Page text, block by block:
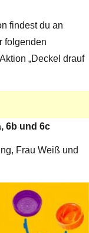
findest du an
folgenden
„Deckel drauf
6b und 6c
Frau Weiß und